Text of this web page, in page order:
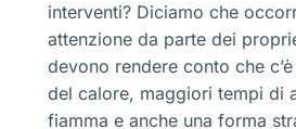
interventi? Diciamo che
attenzione da parte dei
devono rendere conto che
del calore, maggiori tempi di
fiamma e anche una forma